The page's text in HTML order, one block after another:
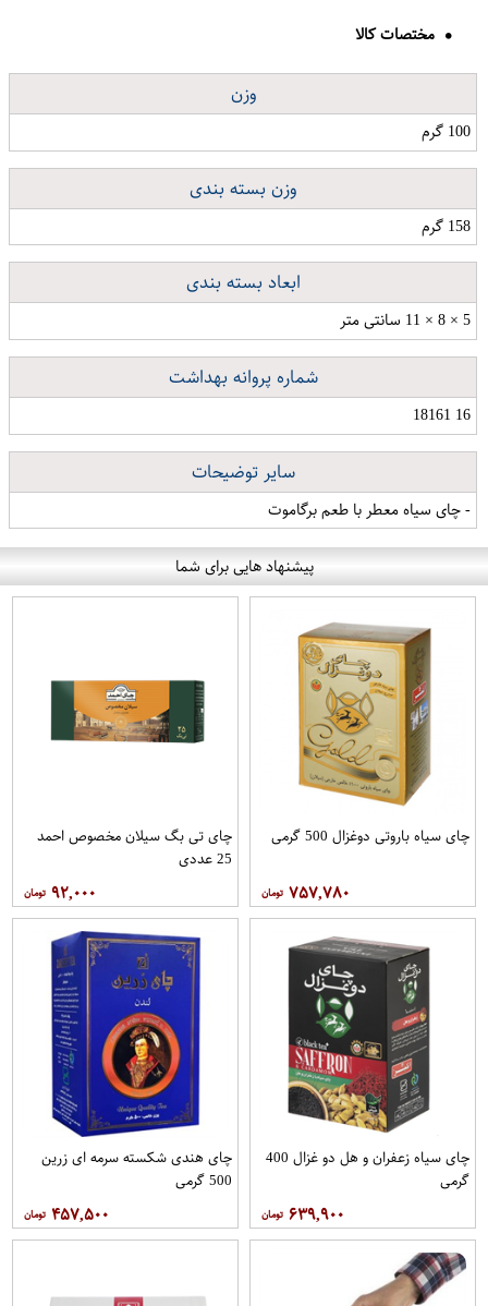
مختصات کالا
وزن
100 گرم
وزن بسته بندی
158 گرم
ابعاد بسته بندی
5 × 8 × 11 سانتی متر
شماره پروانه بهداشت
16 18161
سایر توضیحات
- چای سیاه معطر با طعم برگاموت
پیشنهاد هایی برای شما
چای سیاه باروتی دوغزال 500 گرمی
۷۵۷,۷۸۰
چای تی بگ سیلان مخصوص احمد
25 عددی
۹۲,۰۰۰
چای سیاه زعفران و هل دو غزال 400
گرمی
۶۳۹,۹۰۰
چای هندی شکسته سرمه ای زرین
500 گرمی
۴۵۷,۵۰۰